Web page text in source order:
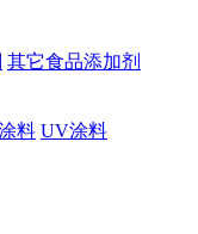
其它食品添加剂
料 UV涂料